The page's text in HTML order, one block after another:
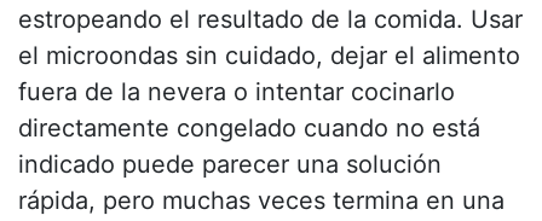
estropeando el resultado de la comida. Usar
el microondas sin cuidado, dejar el alimento
fuera de la nevera o intentar cocinarlo
directamente congelado cuando no está
indicado puede parecer una solución
rápida, pero muchas veces termina en una